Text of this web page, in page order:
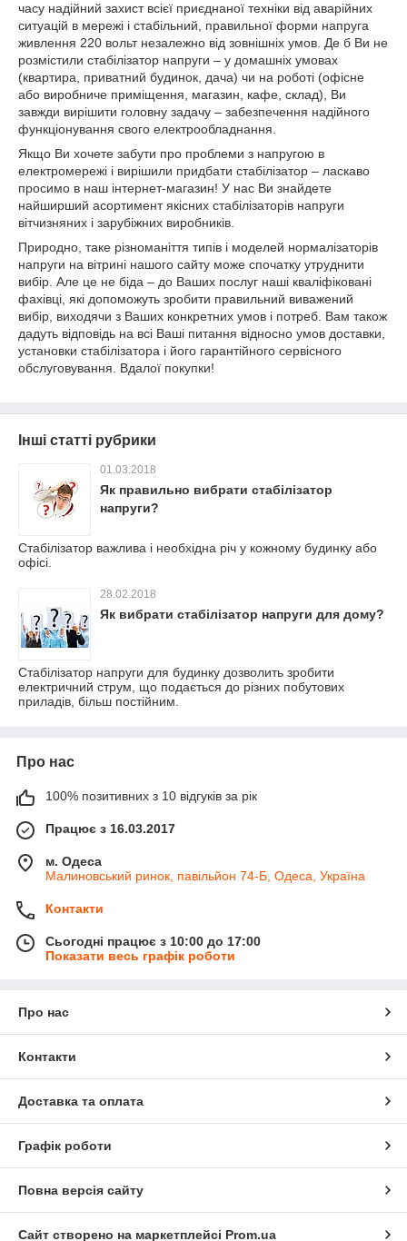
часу надійний захист всієї приєднаної техніки від аварійних
ситуацій в мережі і стабільний, правильної форми напруга
живлення 220 вольт незалежно від зовнішніх умов. Де б Ви не
розмістили стабілізатор напруги – у домашніх умовах
(квартира, приватний будинок, дача) чи на роботі (офісне
або виробниче приміщення, магазин, кафе, склад), Ви
завжди вирішити головну задачу – забезпечення надійного
функціонування свого електрообладнання.
Якщо Ви хочете забути про проблеми з напругою в
електромережі і вирішили придбати стабілізатор – ласкаво
просимо в наш інтернет-магазин! У нас Ви знайдете
найширший асортимент якісних стабілізаторів напруги
вітчизняних і зарубіжних виробників.
Природно, таке різноманіття типів і моделей нормалізаторів
напруги на вітрині нашого сайту може спочатку утруднити
вибір. Але це не біда – до Ваших послуг наші кваліфіковані
фахівці, які допоможуть зробити правильний виважений
вибір, виходячи з Ваших конкретних умов і потреб. Вам також
дадуть відповідь на всі Ваші питання відносно умов доставки,
установки стабілізатора і його гарантійного сервісного
обслуговування. Вдалої покупки!
Інші статті рубрики
01.03.2018
Як правильно вибрати стабілізатор
напруги?
Стабілізатор важлива і необхідна річ у кожному будинку або
офісі.
28.02.2018
Як вибрати стабілізатор напруги для дому?
Стабілізатор напруги для будинку дозволить зробити
електричний струм, що подається до різних побутових
приладів, більш постійним.
Про нас
100% позитивних з 10 відгуків за рік
Працює з 16.03.2017
м. Одеса
Малиновський ринок, павільйон 74-Б, Одеса, Україна
Контакти
Сьогодні працює з 10:00 до 17:00
Показати весь графік роботи
Про нас
Контакти
Доставка та оплата
Графік роботи
Повна версія сайту
Сайт створено на маркетплейсі Prom.ua